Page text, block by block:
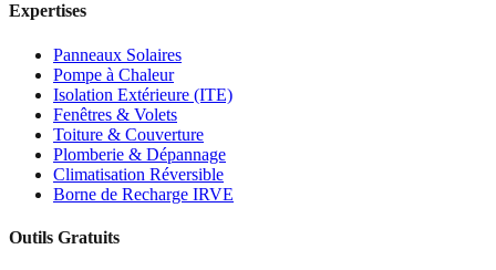
Expertises
Panneaux Solaires
Pompe à Chaleur
Isolation Extérieure (ITE)
Fenêtres & Volets
Toiture & Couverture
Plomberie & Dépannage
Climatisation Réversible
Borne de Recharge IRVE
Outils Gratuits